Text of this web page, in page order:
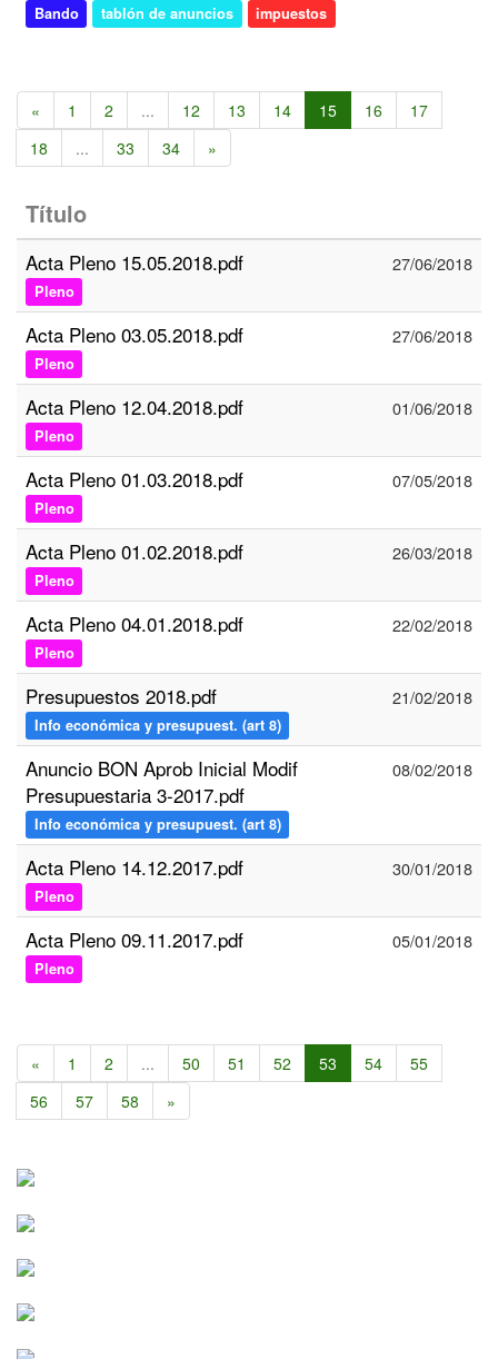
Bando tablón de anuncios impuestos
« 1 2 ... 12 13 14 15 16
17
18
... 33 34 »
Título
Acta Pleno 15.05.2018.pdf
Pleno
27/06/2018
Acta Pleno 03.05.2018.pdf
Pleno
27/06/2018
Acta Pleno 12.04.2018.pdf
Pleno
01/06/2018
Acta Pleno 01.03.2018.pdf
Pleno
07/05/2018
Acta Pleno 01.02.2018.pdf
Pleno
26/03/2018
Acta Pleno 04.01.2018.pdf
Pleno
22/02/2018
Presupuestos 2018.pdf
Info económica y presupuest. (art 8)
21/02/2018
Anuncio BON Aprob Inicial Modif
Presupuestaria 3-2017.pdf
Info económica y presupuest. (art 8)
08/02/2018
Acta Pleno 14.12.2017.pdf
Pleno
30/01/2018
Acta Pleno 09.11.2017.pdf
Pleno
05/01/2018
« 1 2 ... 50 51 52 53 54
55
56
57 58 »